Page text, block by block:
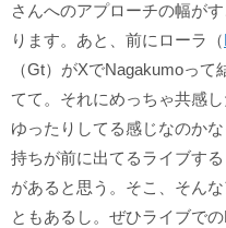
さんへのアプローチの幅が
ります。あと、前にローラ（
（Gt）がXでNagakumoっ
てて。それにめっちゃ共感
ゆったりしてる感じなのか
持ちが前に出てるライブす
があると思う。そこ、そん
ともあるし。ぜひライブで